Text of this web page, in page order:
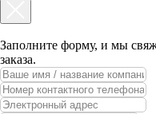
Заполните форму, и мы
заказа.